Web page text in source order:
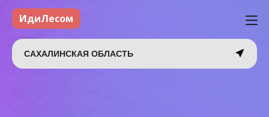
ИдиЛесом
САХАЛИНСКАЯ ОБЛАСТЬ